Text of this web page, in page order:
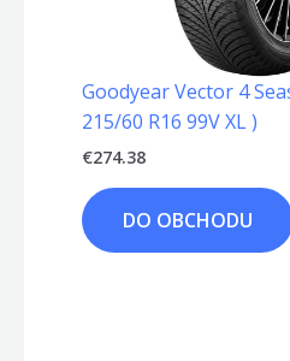
Goodyear Vector 4
215/60 R16 99V XL )
€274.38
DO OBCHODU